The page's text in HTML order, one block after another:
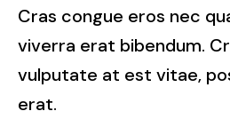
Cras congue eros nec
viverra erat bibendum.
vulputate at est vitae,
erat.